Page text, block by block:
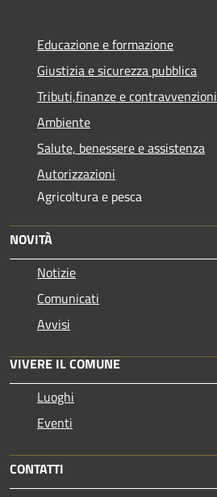
Educazione e formazione
Giustizia e sicurezza pubblica
Tributi,finanze e contravvenzioni
Ambiente
Salute, benessere e assistenza
Autorizzazioni
Agricoltura e pesca
NOVITÀ
Notizie
Comunicati
Avvisi
VIVERE IL COMUNE
Luoghi
Eventi
CONTATTI